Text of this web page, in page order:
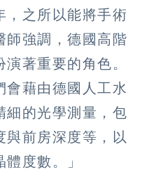
，之所以能將手術
師強調，德國高階
著重要的角色。
會藉由德國人工水
細的光學測量，包
與前房深度等，以
度數。」